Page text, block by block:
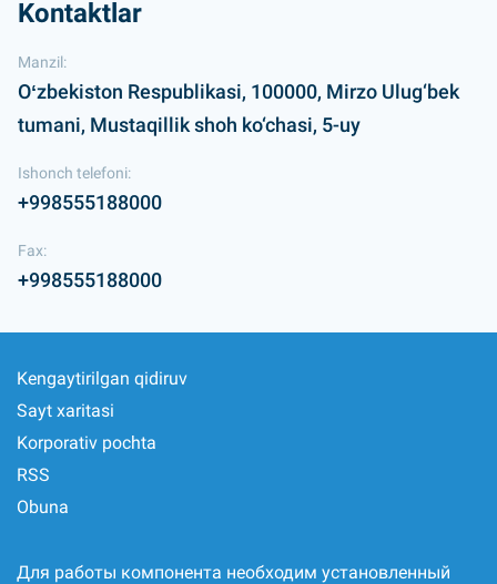
Kontaktlar
Manzil:
Oʻzbekiston Respublikasi, 100000, Mirzo Ulug‘bek
tumani, Mustaqillik shoh ko‘chasi, 5-uy
Ishonch telefoni:
+998555188000
Fax:
+998555188000
Kengaytirilgan qidiruv
Sayt xaritasi
Korporativ pochta
RSS
Obuna
Для работы компонента необходим установленный